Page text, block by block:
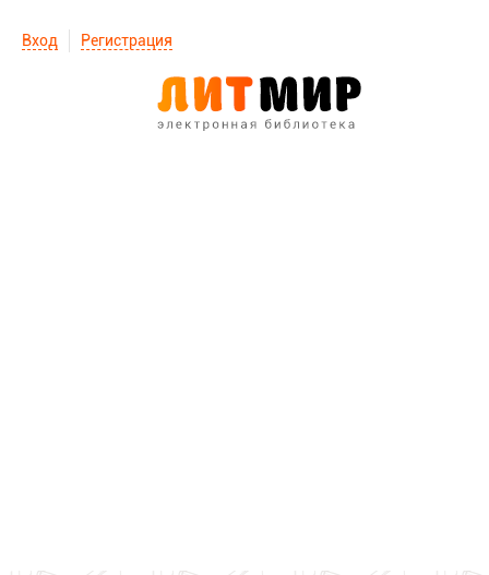
Вход Регистрация